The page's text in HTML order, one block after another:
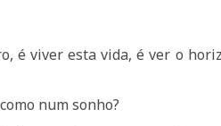
é viver esta vida, é ver o
num sonho?